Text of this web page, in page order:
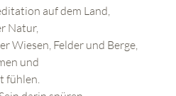
auf dem Land,
Natur,
Wiesen, Felder und Berge,
und
fühlen.